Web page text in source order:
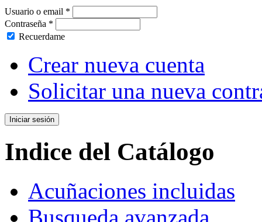
Usuario o email *
Contraseña *
Recuerdame
Crear nueva cuenta
Solicitar una nueva
Indice del Catálogo
Acuñaciones incluidas
Busqueda avanzada